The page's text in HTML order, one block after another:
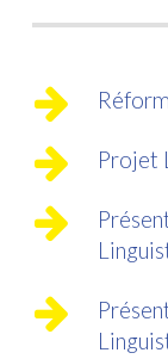
Projet